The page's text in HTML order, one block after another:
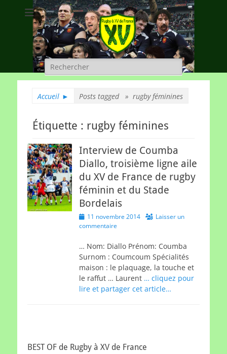
Rugby à XV de
France
A chacun son rugby
Rechercher :
Accueil ► Posts tagged » rugby féminines
Étiquette : rugby féminines
Interview de Coumba
Diallo, troisième ligne aile
du XV de France de rugby
féminin et du Stade
Bordelais
Posted
on
11 novembre 2014
Laisser un
commentaire
… Nom: Diallo Prénom: Coumba
Surnom : Coumcoum Spécialités
maison : le plaquage, la touche et
le raffut … Laurent … cliquez pour
lire et partager cet article…
BEST OF de Rugby à XV de France